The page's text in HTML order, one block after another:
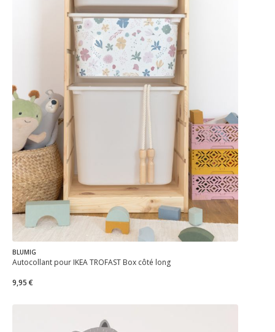
BLUMIG
Autocollant pour IKEA TROFAST Box côté long
9,95 €